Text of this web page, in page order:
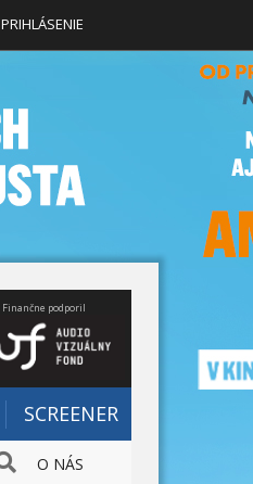
PRIHLÁSENIE
Finančne podporil
SCREENER
O NÁS